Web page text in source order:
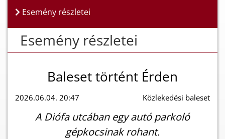
Esemény részletei
Esemény részletei
Baleset történt Érden
2026.06.04. 20:47 Közlekedési baleset
A Diófa utcában egy autó parkoló
gépkocsinak rohant.